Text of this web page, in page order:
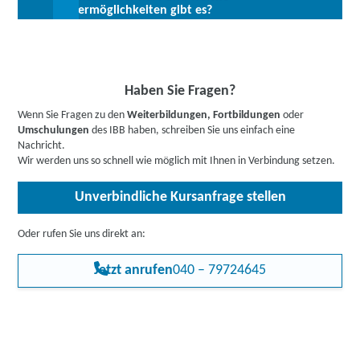
zur Abklärung ihrer individuellen Teilnahmevoraussetzungen zur
branchen- und regionsübergreifend gefragt. Nach der
Fördermöglichkeiten gibt es?
hiergerne vorab über Förderprogramme.
UnternehmenoderRehabilitand:innen.
Haben Sie Fragen?
Wenn Sie Fragen zu denWeiterbildungen, Fortbildungen oder
Umschulungen des IBB haben, schreiben Sie uns einfach eine
Nachricht.
Wir werden uns so schnell wie möglich mit Ihnen in Verbindung setzen.
Unverbindliche Kursanfrage stellen
Oder rufen Sie uns direkt an:
Jetzt anrufen040 – 79724645